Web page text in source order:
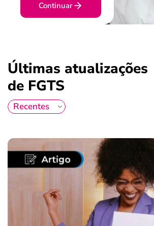
Continuar
Últimas atualizações
de FGTS